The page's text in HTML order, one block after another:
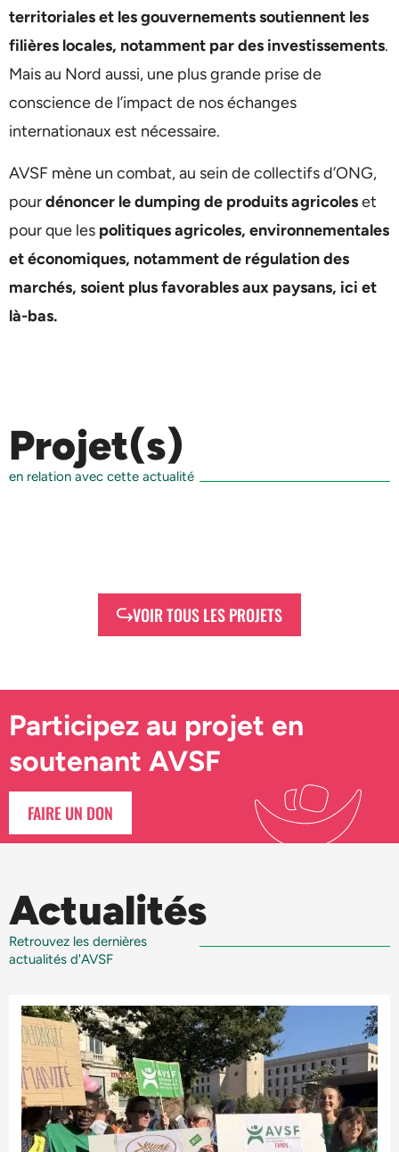
territoriales et les gouvernements soutiennent les
filières locales, notamment par des investissements.
Mais au Nord aussi, une plus grande prise de
conscience de l’impact de nos échanges
internationaux est nécessaire.
AVSF mène un combat, au sein de collectifs d’ONG,
pourdénoncer le dumping de produits agricoleset
pour que les politiques agricoles, environnementales
et économiques, notamment de régulation des
marchés, soient plus favorables aux paysans, ici et
là-bas.
Projet(s)
en relation avec cette actualité
VOIR TOUS LES PROJETS
Participez au projet en
soutenant AVSF
FAIRE UN DON
Actualités
Retrouvez les dernières
actualités d'AVSF